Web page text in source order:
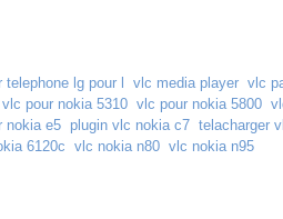
lg pour l vlc media player vlc
vlc pour nokia 5310 vlc pour nokia 5800
nokia e5 plugin vlc nokia c7 telacharger
6120c vlc nokia n80 vlc nokia n95